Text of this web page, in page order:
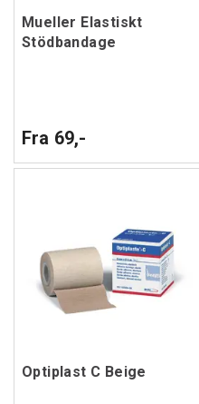
Mueller Elastiskt
Stödbandage
Fra 69,-
Optiplast C Beige